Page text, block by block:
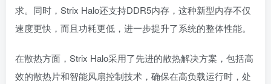
求。同时，Strix Halo还支持DDR5内存，这种新型内存不仅
速度更快，而且功耗更低，进一步提升了系统的整体性能。
在散热方面，Strix Halo采用了先进的散热解决方案，包括高
效的散热片和智能风扇控制技术，确保在高负载运行时，处